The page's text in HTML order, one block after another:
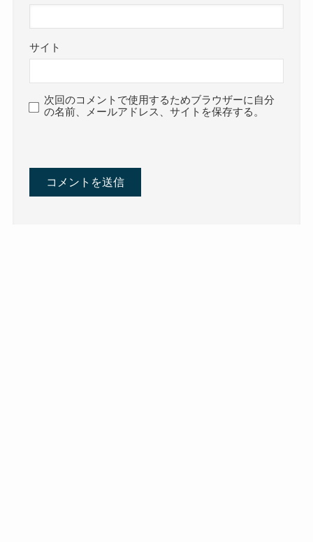
サイト
次回のコメントで使用するためブラウザーに自分
の名前、メールアドレス、サイトを保存する。